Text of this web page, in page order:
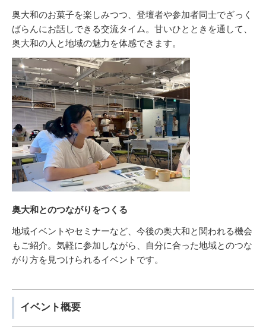
奥大和のお菓子を楽しみつつ、登壇者や参加者同士でざっく
ばらんにお話しできる交流タイム。甘いひとときを通して、
奥大和の人と地域の魅力を体感できます。
奥大和とのつながりをつくる
地域イベントやセミナーなど、今後の奥大和と関われる機会
もご紹介。気軽に参加しながら、自分に合った地域とのつな
がり方を見つけられるイベントです。
イベント概要